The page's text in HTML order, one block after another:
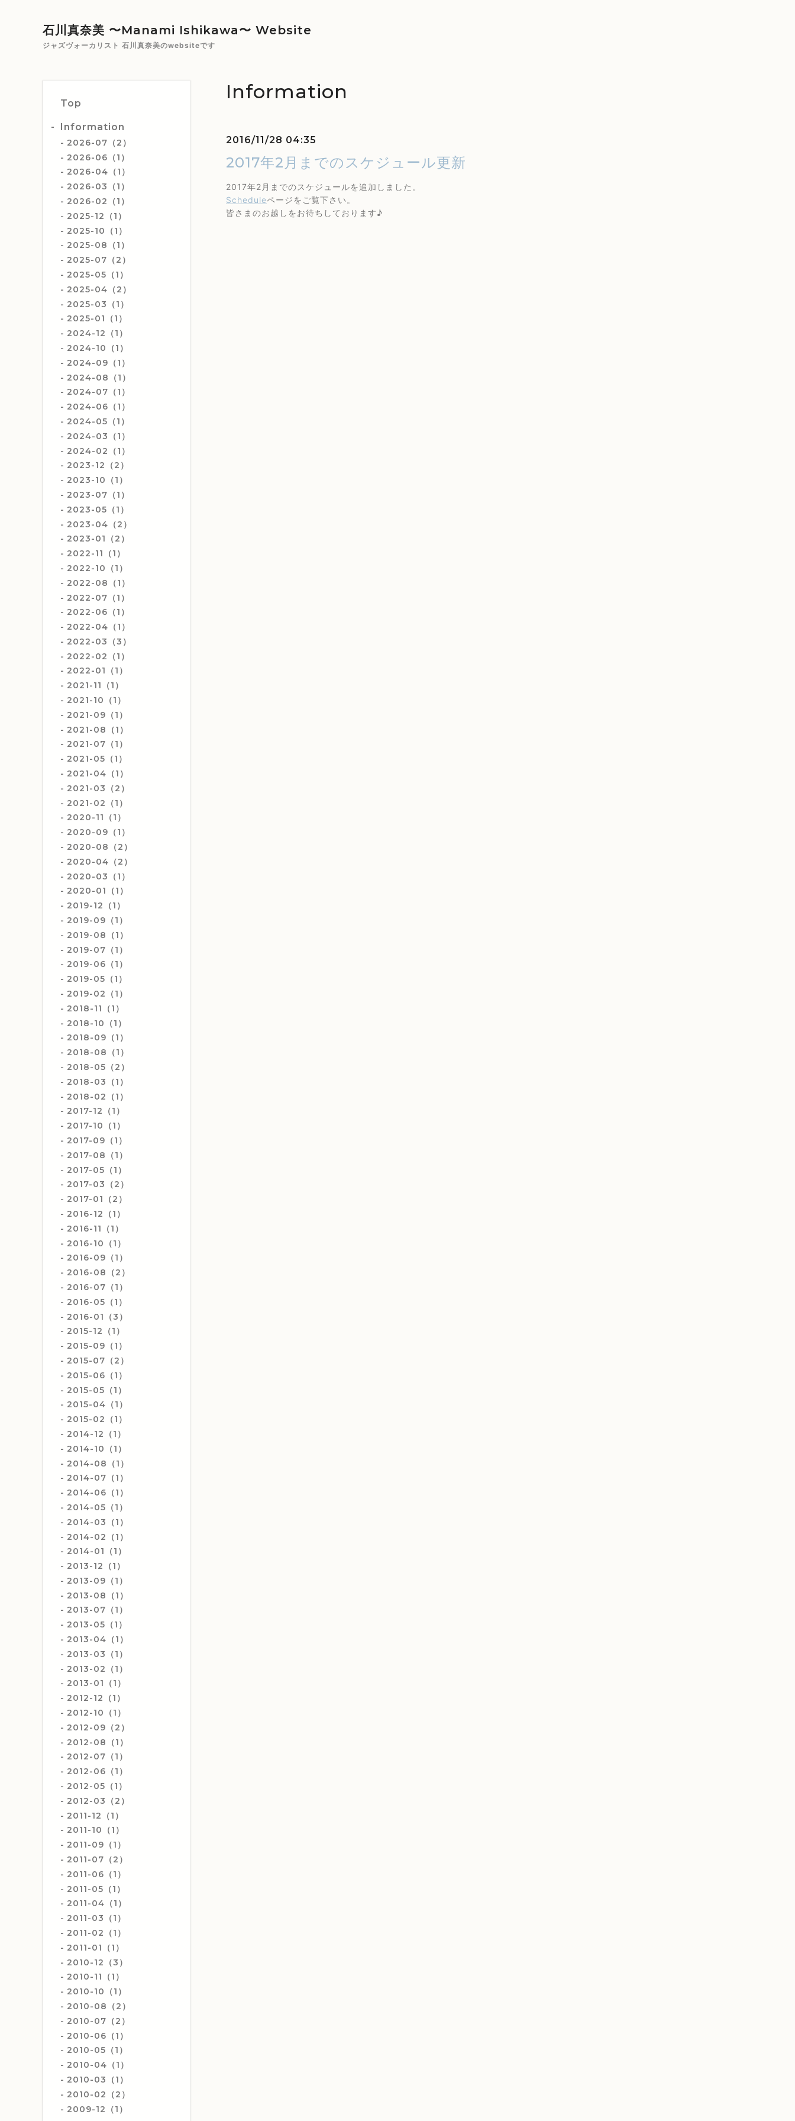
石川真奈美 〜Manami Ishikawa〜 Website
ジャズヴォーカリスト 石川真奈美のwebsiteです
Top
Information
2026-07（2）
2026-06（1）
2026-04（1）
2026-03（1）
2026-02（1）
2025-12（1）
2025-10（1）
2025-08（1）
2025-07（2）
2025-05（1）
2025-04（2）
2025-03（1）
2025-01（1）
2024-12（1）
2024-10（1）
2024-09（1）
2024-08（1）
2024-07（1）
2024-06（1）
2024-05（1）
2024-03（1）
2024-02（1）
2023-12（2）
2023-10（1）
2023-07（1）
2023-05（1）
2023-04（2）
2023-01（2）
2022-11（1）
2022-10（1）
2022-08（1）
2022-07（1）
2022-06（1）
2022-04（1）
2022-03（3）
2022-02（1）
2022-01（1）
2021-11（1）
2021-10（1）
2021-09（1）
2021-08（1）
2021-07（1）
2021-05（1）
2021-04（1）
2021-03（2）
2021-02（1）
2020-11（1）
2020-09（1）
2020-08（2）
2020-04（2）
2020-03（1）
2020-01（1）
2019-12（1）
2019-09（1）
2019-08（1）
2019-07（1）
2019-06（1）
2019-05（1）
2019-02（1）
2018-11（1）
2018-10（1）
2018-09（1）
2018-08（1）
2018-05（2）
2018-03（1）
2018-02（1）
2017-12（1）
2017-10（1）
2017-09（1）
2017-08（1）
2017-05（1）
2017-03（2）
2017-01（2）
2016-12（1）
2016-11（1）
2016-10（1）
2016-09（1）
2016-08（2）
2016-07（1）
2016-05（1）
2016-01（3）
2015-12（1）
2015-09（1）
2015-07（2）
2015-06（1）
2015-05（1）
2015-04（1）
2015-02（1）
2014-12（1）
2014-10（1）
2014-08（1）
2014-07（1）
2014-06（1）
2014-05（1）
2014-03（1）
2014-02（1）
2014-01（1）
2013-12（1）
2013-09（1）
2013-08（1）
2013-07（1）
2013-05（1）
2013-04（1）
2013-03（1）
2013-02（1）
2013-01（1）
2012-12（1）
2012-10（1）
2012-09（2）
2012-08（1）
2012-07（1）
2012-06（1）
2012-05（1）
2012-03（2）
2011-12（1）
2011-10（1）
2011-09（1）
2011-07（2）
2011-06（1）
2011-05（1）
2011-04（1）
2011-03（1）
2011-02（1）
2011-01（1）
2010-12（3）
2010-11（1）
2010-10（1）
2010-08（2）
2010-07（2）
2010-06（1）
2010-05（1）
2010-04（1）
2010-03（1）
2010-02（2）
2009-12（1）
Information
2016/11/28 04:35
2017年2月までのスケジュール更新
2017年2月までのスケジュールを追加しました。
Scheduleページをご覧下さい。
皆さまのお越しをお待ちしております♪